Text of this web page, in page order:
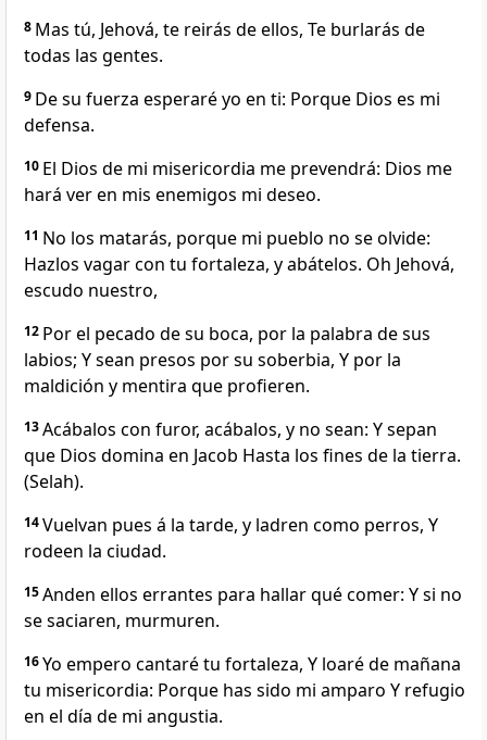
8 Mas tú, Jehová, te reirás de ellos, Te burlarás de
todas las gentes.
9 De su fuerza esperaré yo en ti: Porque Dios es mi
defensa.
10 El Dios de mi misericordia me prevendrá: Dios me
hará ver en mis enemigos mi deseo.
11 No los matarás, porque mi pueblo no se olvide:
Hazlos vagar con tu fortaleza, y abátelos. Oh Jehová,
escudo nuestro,
12 Por el pecado de su boca, por la palabra de sus
labios; Y sean presos por su soberbia, Y por la
maldición y mentira que profieren.
13Acábalos con furor, acábalos, y no sean: Y sepan
que Dios domina en Jacob Hasta los fines de la tierra.
(Selah).
14Vuelvan pues á la tarde, y ladren como perros, Y
rodeen la ciudad.
15Anden ellos errantes para hallar qué comer: Y si no
se saciaren, murmuren.
16Yo empero cantaré tu fortaleza, Y loaré de mañana
tu misericordia: Porque has sido mi amparo Y refugio
en el día de mi angustia.